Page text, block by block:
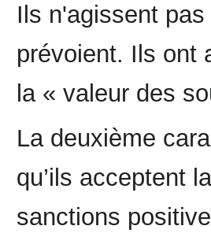
Ils n'agissent
prévoient. Ils ont
la « valeur des
La deuxième
qu’ils acceptent
sanctions